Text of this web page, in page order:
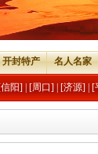
开封特产 名人名家
阳] [周口] [济源] [